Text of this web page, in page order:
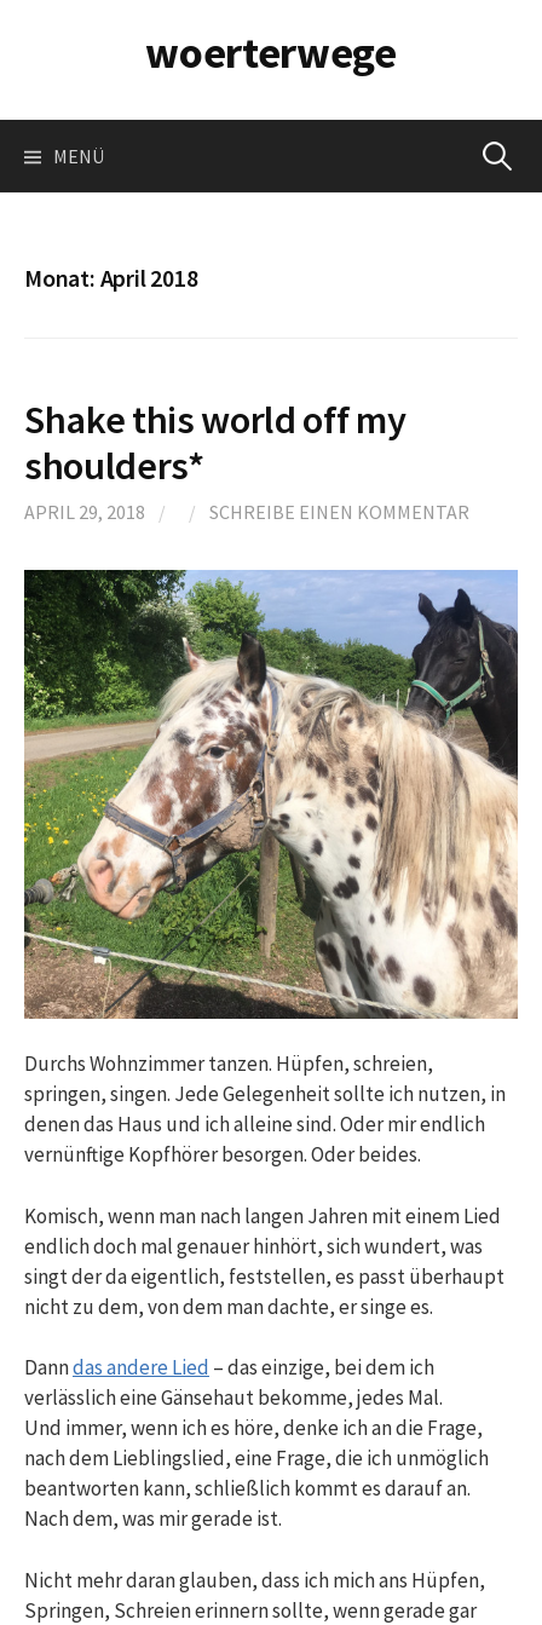
woerterwege
MENÜ Suchen
Monat: April 2018
Shake this world off my
shoulders*
APRIL 29, 2018 / / SCHREIBE EINEN KOMMENTAR
Durchs Wohnzimmer tanzen. Hüpfen, schreien,
springen, singen. Jede Gelegenheit sollte ich nutzen, in
denen das Haus und ich alleine sind. Oder mir endlich
vernünftige Kopfhörer besorgen. Oder beides.
Komisch, wenn man nach langen Jahren mit einem Lied
endlich doch mal genauer hinhört, sich wundert, was
singt der da eigentlich, feststellen, es passt überhaupt
nicht zu dem, von dem man dachte, er singe es.
Danndas andere Lied – das einzige, bei dem ich
verlässlich eine Gänsehaut bekomme, jedes Mal.
Und immer, wenn ich es höre, denke ich an die Frage,
nach dem Lieblingslied, eine Frage, die ich unmöglich
beantworten kann, schließlich kommt es darauf an.
Nach dem, was mir gerade ist.
Nicht mehr daran glauben, dass ich mich ans Hüpfen,
Springen, Schreien erinnern sollte, wenn gerade gar